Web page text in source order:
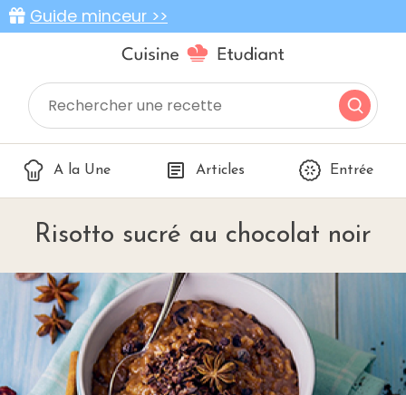
Guide minceur >>
A la Une Articles Entrée
Risotto sucré au chocolat noir